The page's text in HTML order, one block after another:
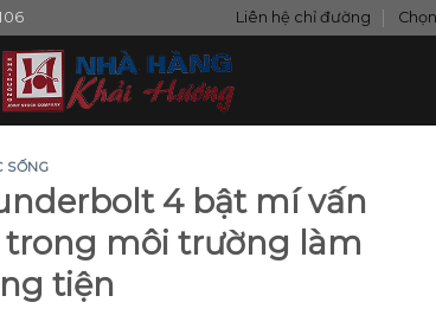
Liên hệ chỉ đường
SỐNG
4 bật mí vấn
môi trường làm
tiện